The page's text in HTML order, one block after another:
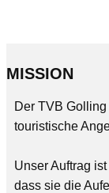
MISSION
Der TVB
touristische
Unser Auftrag
dass sie die